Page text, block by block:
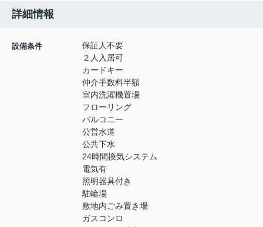
詳細情報
設備条件
保証人不要
２人入居可
カードキー
仲介手数料半額
室内洗濯機置場
フローリング
バルコニー
公営水道
公共下水
24時間換気システム
電気有
照明器具付き
駐輪場
敷地内ごみ置き場
ガスコンロ